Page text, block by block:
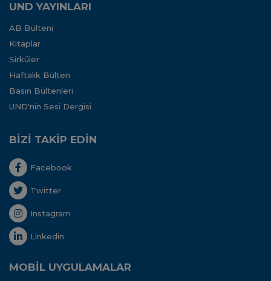
UND YAYINLARI
AB Bülteni
Kitaplar
Sirküler
Haftalık Bülten
Basın Bültenleri
UND'nin Sesi Dergisi
BİZİ TAKİP EDİN
Facebook
Twitter
Instagram
Linkedin
MOBİL UYGULAMALAR